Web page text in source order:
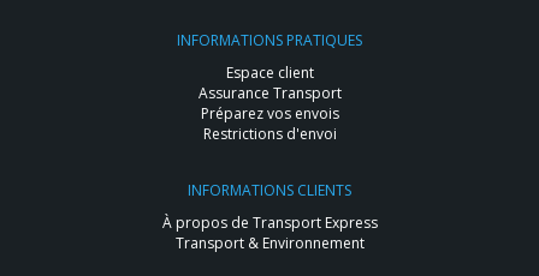
INFORMATIONS PRATIQUES
Espace client
Assurance Transport
Préparez vos envois
Restrictions d'envoi
INFORMATIONS CLIENTS
À propos de Transport Express
Transport & Environnement